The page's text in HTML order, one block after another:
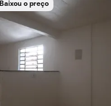
Baixou o preço